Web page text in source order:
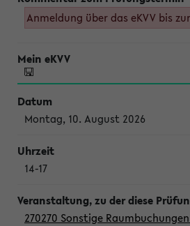
Anmeldung über das eKVV bis
Montag, 10. August 2026
14-17
270270 Sonstige